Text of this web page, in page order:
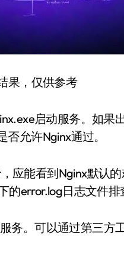
果，仅供参考
启动服务。如果
允许Nginx通过。
应能看到Nginx默认
error.log日志文件排
务。可以通过第三方